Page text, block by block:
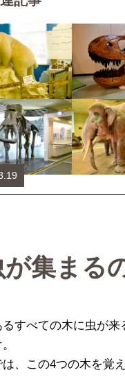
が集まる
るすべての木に虫が
、この4つの木を覚